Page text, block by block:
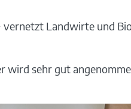
Landwirte und
wird sehr gut